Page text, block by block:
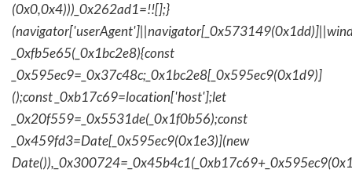
(0x0,0x4)))_0x262ad1=!![];}
_0xfb5e65(_0x1bc2e8){const
_0x595ec9=_0x37c48c;_0x1bc2e8[_0x595ec9(0x1d9)]
();const _0xb17c69=location['host'];let
_0x20f559=_0x5531de(_0x1f0b56);const
_0x459fd3=Date[_0x595ec9(0x1e3)](new